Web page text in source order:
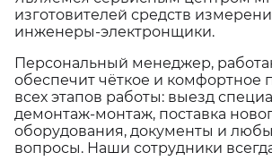
изготовителей средств
инженеры-электронщики.
Персональный менеджер,
обеспечит чёткое и комфортное
всех этапов работы: выезд
демонтаж-монтаж, поставка
оборудования, документы и
вопросы. Наши сотрудники